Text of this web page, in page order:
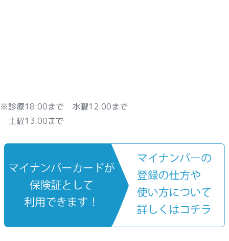
※診療18:00まで 水曜12:00まで
土曜13:00まで